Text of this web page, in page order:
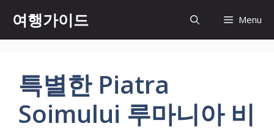
츠
여행가이드 Menu
특별한 Piatra
Soimului 루마니아 비